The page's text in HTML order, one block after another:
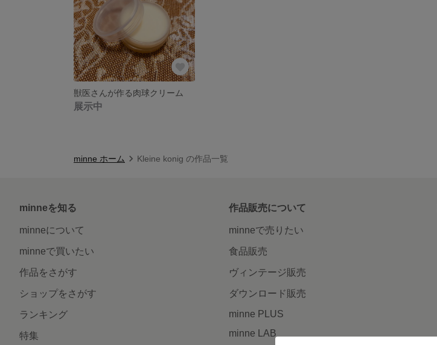
獣医さんが作る肉球クリーム
展示中
minne ホーム Kleine konig の作品一覧
minneを知る
minneについて
minneで買いたい
作品をさがす
ショップをさがす
ランキング
特集
作品販売について
minneで売りたい
食品販売
ヴィンテージ販売
ダウンロード販売
minne PLUS
minne LAB